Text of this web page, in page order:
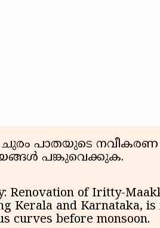
ചുരം പാതയുടെ നവീകരണ
പങ്കുവെക്കുക.
Renovation of Iritty-
Kerala and Karnataka,
curves before monsoon.